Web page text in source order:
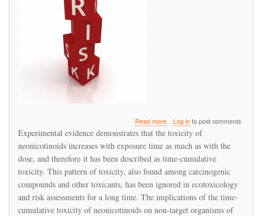
Read moreabout
Time-
Cumulative
Toxicity
of
Neonicotinoids:
Evidence
and
Implications
Log into post comments
Experimental evidence demonstrates that the toxicity of
neonicotinoids increases with exposure time as much as with the
dose, and therefore it has been described as time-cumulative
toxicity. This pattern of toxicity, also found among carcinogenic
compounds and other toxicants, has been ignored in ecotoxicology
and risk assessments for a long time. The implications of the time-
cumulative toxicity of neonicotinoids on non-target organisms of